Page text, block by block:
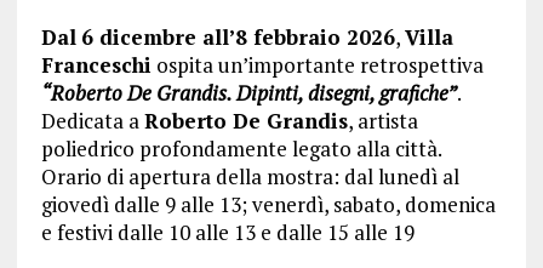
Dal 6 dicembre all’8 febbraio 2026,Villa
Franceschi ospita un’importante retrospettiva
“Roberto De Grandis. Dipinti, disegni, grafiche”.
Dedicata a Roberto De Grandis, artista
poliedrico profondamente legato alla città.
Orario di apertura della mostra: dal lunedì al
giovedì dalle 9 alle 13; venerdì, sabato, domenica
e festivi dalle 10 alle 13 e dalle 15 alle 19